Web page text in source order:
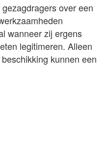
over een
wanneer zij ergens
legitimeren. Alleen
kunnen een